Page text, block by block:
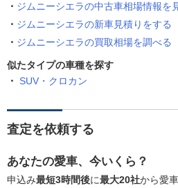
ジムニーシエラの中古車相場情報を
ジムニーシエラの新車見積りをする
ジムニーシエラの買取相場を調べる
似たタイプの車種を探す
SUV・クロカン
査定を依頼する
あなたの愛車、今いくら？
申込み最短3時間後に最大20社から愛